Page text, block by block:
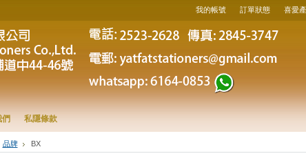
我的帳號 訂單狀態 喜愛
們 私隱條款
品牌 BX